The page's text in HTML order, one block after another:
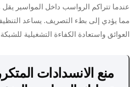
عندما تتراكم الرواسب داخل المواسير يقل
مما يؤدي إلى بطء التصريف. يساعد
العوائق واستعادة الكفاءة التشغيلية
منع الانسدادات